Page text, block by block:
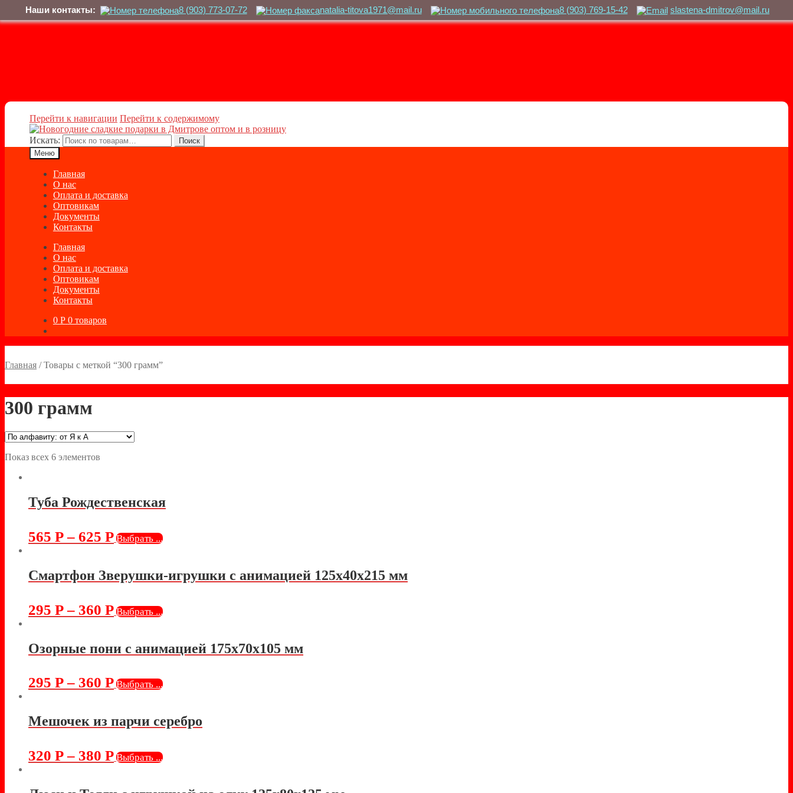
Наши контакты: 8 (903) 773-07-72 natalia-titova1971@mail.ru 8 (903) 769-15-42 slastena-dmitrov@mail.ru
Перейти к навигации Перейти к содержимому
Искать:
Поиск
Меню
Главная
О нас
Оплата и доставка
Оптовикам
Документы
Контакты
Главная
О нас
Оплата и доставка
Оптовикам
Документы
Контакты
0 Р 0 товаров
Главная /Товары с меткой “300 грамм”
300 грамм
Показ всех 6 элементов
Туба Рождественская
565 Р– 625 Р Выбрать ...
Смартфон Зверушки-игрушки с анимацией 125х40х215 мм
295 Р– 360 Р Выбрать ...
Озорные пони с анимацией 175х70х105 мм
295 Р– 360 Р Выбрать ...
Мешочек из парчи серебро
320 Р– 380 Р Выбрать ...